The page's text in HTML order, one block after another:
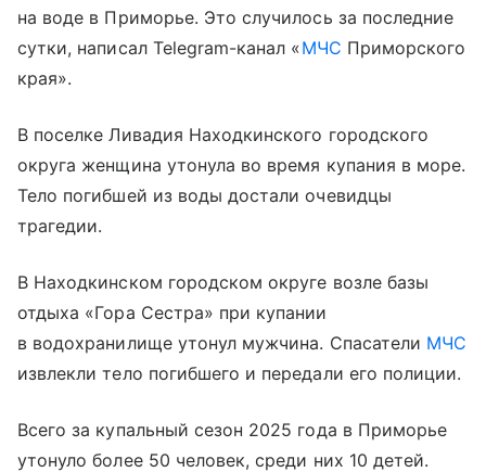
на воде в Приморье. Это случилось за последние
сутки, написал Telegram-канал «МЧС Приморского
края».
В поселке Ливадия Находкинского городского
округа женщина утонула во время купания в море.
Тело погибшей из воды достали очевидцы
трагедии.
В Находкинском городском округе возле базы
отдыха «Гора Сестра» при купании
в водохранилище утонул мужчина. Спасатели МЧС
извлекли тело погибшего и передали его полиции.
Всего за купальный сезон 2025 года в Приморье
утонуло более 50 человек, среди них 10 детей.